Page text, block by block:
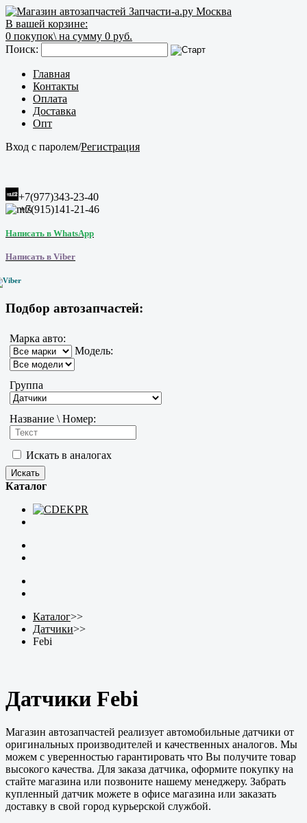
В вашей корзине:
0 покупок\ на сумму 0 руб.
Поиск:
Главная
Контакты
Оплата
Доставка
Опт
Вход с паролем/Регистрация
+7(977)343-23-40
+7(915)141-21-46
Написать в WhatsApp
Написать в Viber
Подбор автозапчастей:
Марка авто:
Модель:
Группа
Название \ Номер:
Искать в аналогах
Каталог
Каталог>>
Датчики>>
Febi
Датчики Febi
Магазин автозапчастей реализует автомобильные датчики от
оригинальных производителей и качественных аналогов. Мы
можем с уверенностью гарантировать что Вы получите товар
высокого качества. Для заказа датчика, оформите покупку на
стайте магазина или позвоните нашему менеджеру. Забрать
купленный датчик можете в офисе магазина или заказать
доставку в свой город курьерской службой.